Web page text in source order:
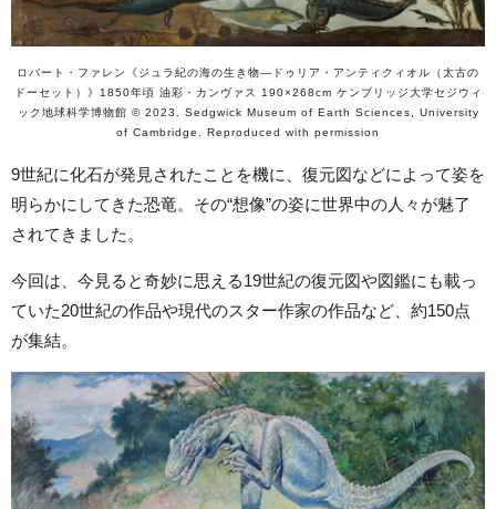
ロバート・ファレン《ジュラ紀の海の生き物―ドゥリア・アンティクィオル（太古の
ドーセット）》1850年頃 油彩・カンヴァス 190×268cm ケンブリッジ大学セジウィ
ック地球科学博物館 © 2023. Sedgwick Museum of Earth Sciences, University
of Cambridge. Reproduced with permission
9世紀に化石が発見されたことを機に、復元図などによって姿を
明らかにしてきた恐竜。その“想像”の姿に世界中の人々が魅了
されてきました。
今回は、今見ると奇妙に思える19世紀の復元図や図鑑にも載っ
ていた20世紀の作品や現代のスター作家の作品など、約150点
が集結。